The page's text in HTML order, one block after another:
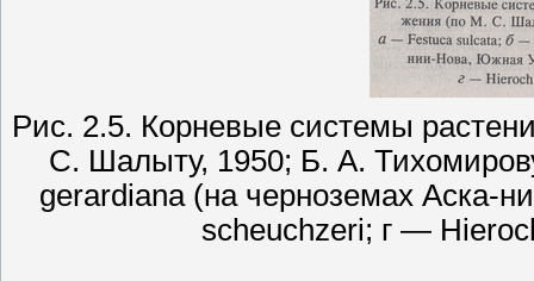
Рис. 2.5. Корневые системы
С. Шалыту, 1950; Б. А.
gerardiana (на черноземах
scheuchzeri; г —